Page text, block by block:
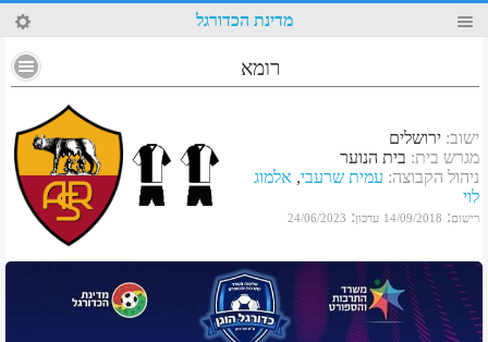
34 מדינת הכדורגל
רומא
ישוב: ירושלים
מגרש בית: בית הנוער
ניהול הקבוצה: עמית שרעבי, אלמוג
לוי
רישום:
14/09/2018 עדכון:
24/06/2023